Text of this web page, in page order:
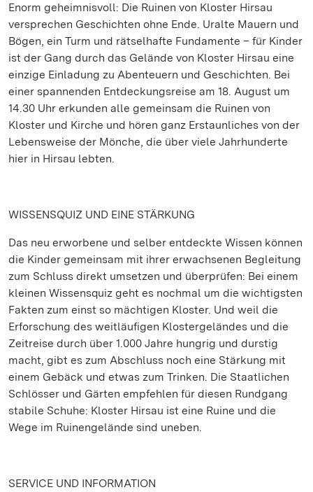
Enorm geheimnisvoll: Die Ruinen von Kloster Hirsau
versprechen Geschichten ohne Ende. Uralte Mauern und
Bögen, ein Turm und rätselhafte Fundamente – für Kinder
ist der Gang durch das Gelände von Kloster Hirsau eine
einzige Einladung zu Abenteuern und Geschichten. Bei
einer spannenden Entdeckungsreise am 18. August um
14.30 Uhr erkunden alle gemeinsam die Ruinen von
Kloster und Kirche und hören ganz Erstaunliches von der
Lebensweise der Mönche, die über viele Jahrhunderte
hier in Hirsau lebten.
WISSENSQUIZ UND EINE STÄRKUNG
Das neu erworbene und selber entdeckte Wissen können
die Kinder gemeinsam mit ihrer erwachsenen Begleitung
zum Schluss direkt umsetzen und überprüfen: Bei einem
kleinen Wissensquiz geht es nochmal um die wichtigsten
Fakten zum einst so mächtigen Kloster. Und weil die
Erforschung des weitläufigen Klostergeländes und die
Zeitreise durch über 1.000 Jahre hungrig und durstig
macht, gibt es zum Abschluss noch eine Stärkung mit
einem Gebäck und etwas zum Trinken. Die Staatlichen
Schlösser und Gärten empfehlen für diesen Rundgang
stabile Schuhe: Kloster Hirsau ist eine Ruine und die
Wege im Ruinengelände sind uneben.
SERVICE UND INFORMATION